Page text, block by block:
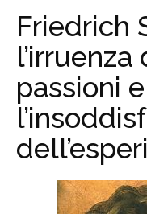
Friedrich
passioni e